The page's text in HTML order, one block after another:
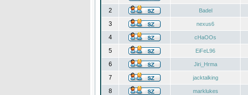
2
Badel
3
nexus6
4
cHaOOs
5
EiFeL96
6
Jiri_Hrma
7
jacktalking
8
marklukes